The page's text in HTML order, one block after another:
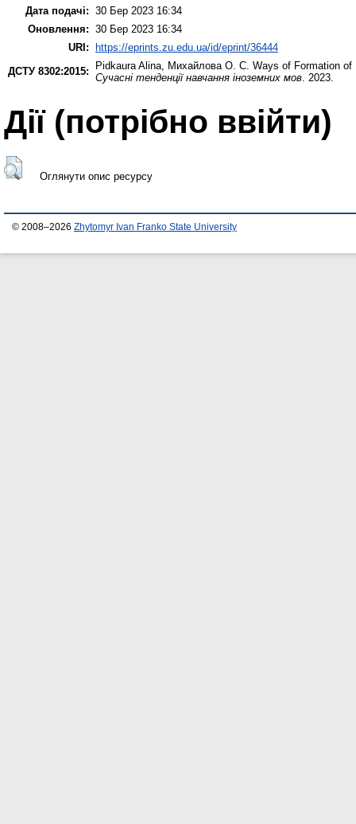
Дата подачі: 30 Бер 2023 16:34
Оновлення: 30 Бер 2023 16:34
URI:
https://eprints.zu.edu.ua/id/eprint/36444
ДСТУ 8302:2015:
Pidkaura Alina, Михайлова О. С. Ways of Formation of
Сучасні тенденції навчання іноземних мов. 2023.
Дії ​​(потрібно ввійти)
Оглянути опис ресурсу
© 2008–2026 Zhytomyr Ivan Franko State University